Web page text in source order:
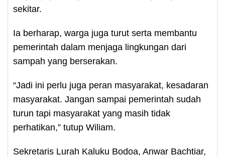
sekitar.
Ia berharap, warga juga turut serta membantu
pemerintah dalam menjaga lingkungan dari
sampah yang berserakan.
“Jadi ini perlu juga peran masyarakat, kesadaran
masyarakat. Jangan sampai pemerintah sudah
turun tapi masyarakat yang masih tidak
perhatikan,” tutup Wiliam.
Sekretaris Lurah Kaluku Bodoa, Anwar Bachtiar,